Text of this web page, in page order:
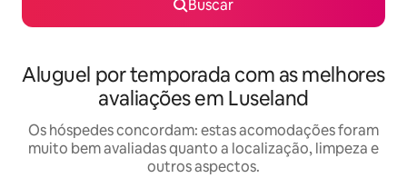
Buscar
Aluguel por temporada com as melhores
avaliações em Luseland
Os hóspedes concordam: estas acomodações foram
muito bem avaliadas quanto a localização, limpeza e
outros aspectos.